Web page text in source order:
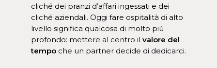
cliché dei pranzi d’affari ingessati e dei
cliché aziendali. Oggi fare ospitalità di alto
livello significa qualcosa di molto più
profondo: mettere al centro il valore del
tempo che un partner decide di dedicarci.